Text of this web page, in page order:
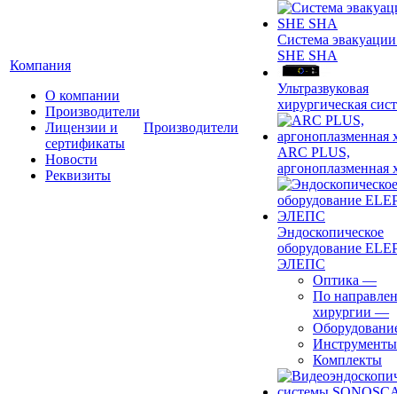
Компания
О компании
Производители
Лицензии и
сертификаты
Новости
Реквизиты
Производители
Система
SHE SHA
Ультразвуковая
хирургическая
ARC PLUS,
аргоноплазменная
Эндоскопическое
оборудование
ЭЛЕПС
Оптика —
По
хирургии —
Инструменты
Комплекты